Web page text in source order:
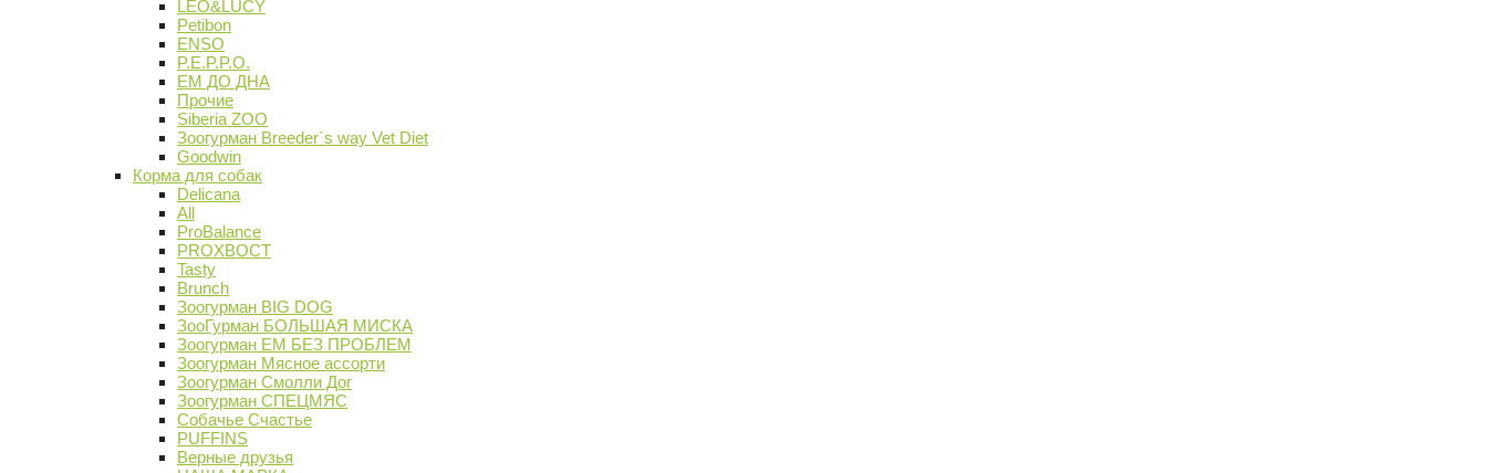
LEO&LUCY
Petibon
ENSO
P.E.P.P.O.
ЕМ ДО ДНА
Прочие
Siberia ZOO
Зоогурман Breeder`s way Vet Diet
Goodwin
Корма для собак
Delicana
All
ProBalance
PROХВОСТ
Tasty
Brunch
Зоогурман BIG DOG
ЗооГурман БОЛЬШАЯ МИСКА
Зоогурман ЕМ БЕЗ ПРОБЛЕМ
Зоогурман Мясное ассорти
Зоогурман Смолли Дог
Зоогурман СПЕЦМЯС
Собачье Счастье
PUFFINS
Верные друзья